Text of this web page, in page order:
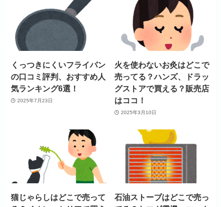
くっつきにくいフライパン
の口コミ評判、おすすめ人
気ランキング6選！
2025年7月23日
火を使わないお灸はどこで
売ってる？ハンズ、ドラッ
グストアで買える？販売店
はココ！
2025年3月10日
猫じゃらしはどこで売って
石油ストーブはどこで売っ